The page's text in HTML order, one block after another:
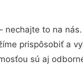
nechajte to na
prispôsobiť a
sú aj